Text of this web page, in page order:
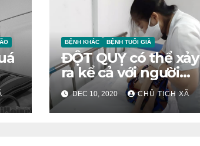
BỆNH KHÁC BỆNH TUỔI GIÀ
ĐỘT QUỴ có thể xảy
ra kể cả với người
trẻDEC 10, 2020 CHỦ TỊCH XÃ